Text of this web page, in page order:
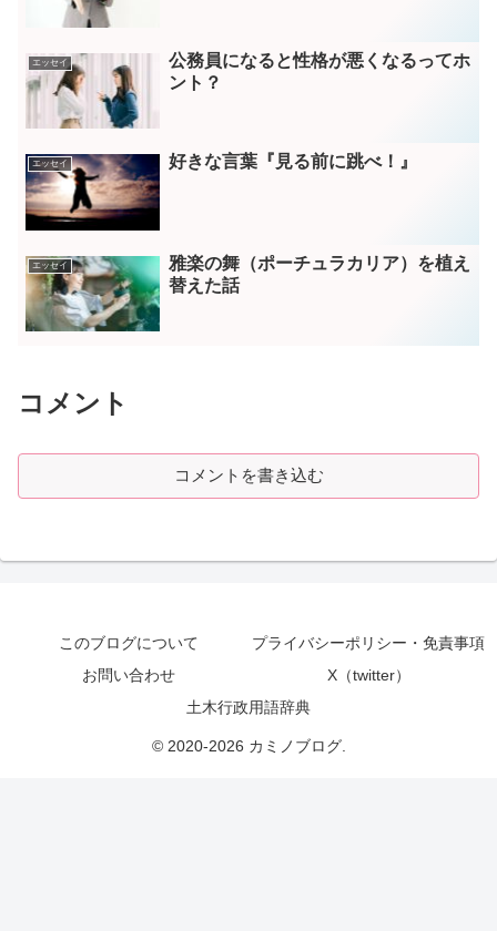
エッセイ
公務員になると性格が悪くなるってホ
ント？
エッセイ 好きな言葉『見る前に跳べ！』
エッセイ
雅楽の舞（ポーチュラカリア）を植え
替えた話
コメント
コメントを書き込む
このブログについて
プライバシーポリシー・免責事項
お問い合わせ
X（twitter）
土木行政用語辞典
© 2020-2026 カミノブログ.